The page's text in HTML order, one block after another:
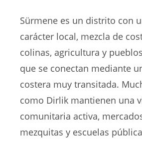
Sürmene es un distrito con
carácter local, mezcla de
colinas, agricultura y
que se conectan mediante
costera muy transitada.
como Dirlik mantienen una
comunitaria activa,
mezquitas y escuelas